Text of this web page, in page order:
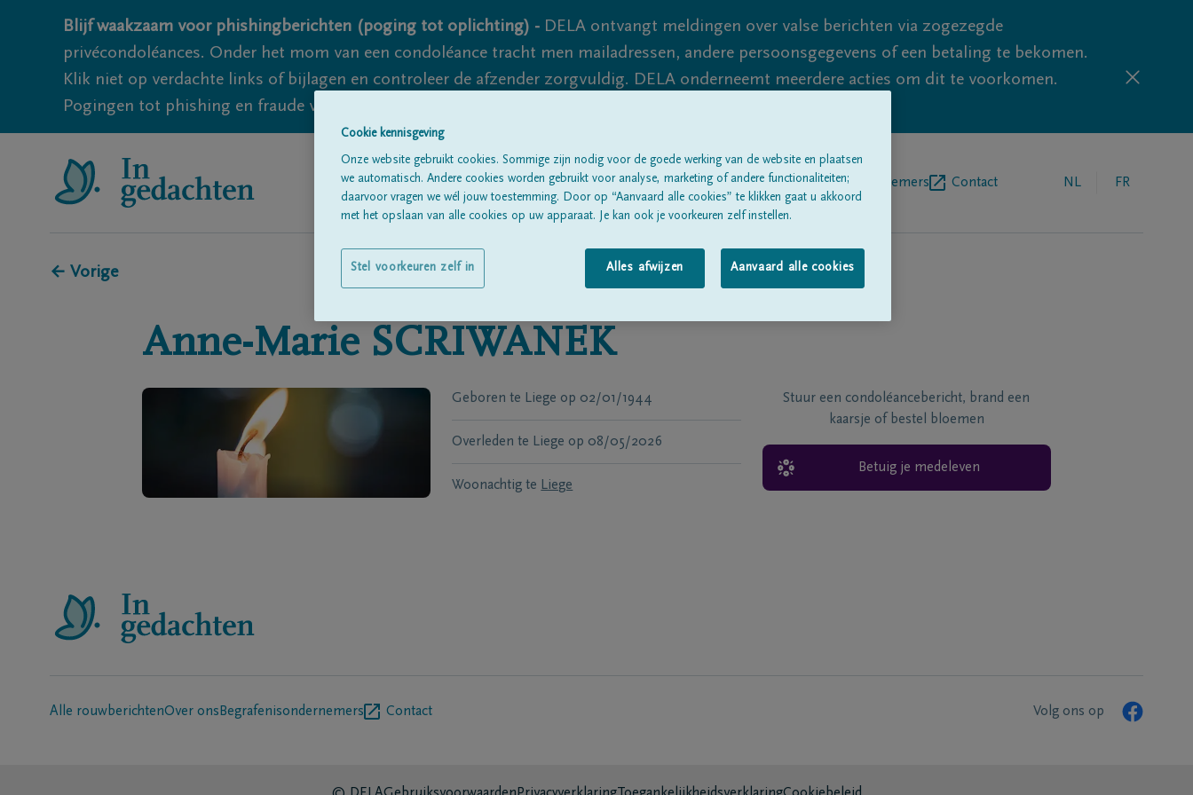
Blijf waakzaam voor phishingberichten (poging tot oplichting) - DELA ontvangt meldingen over valse berichten via zogezegde
privécondoléances. Onder het mom van een condoléance tracht men mailadressen, andere persoonsgegevens of een betaling te bekomen.
Klik niet op verdachte links of bijlagen en controleer de afzender zorgvuldig. DELA onderneemt meerdere acties om dit te voorkomen.
Pogingen tot phishing en fraude vallen echter nooit volledig uit te sluiten, dus blijf waakzaam.
Alle rouwberichten Over onsBegrafenisondernemers Contact NL FR
← Vorige
Anne-Marie SCRIWANEK
Geboren te Liege op 02/01/1944
Overleden te Liege op 08/05/2026
Woonachtig te Liege
Stuur een condoléancebericht, brand een
kaarsje of bestel bloemen
Betuig je medeleven
Alle rouwberichtenOver ons Begrafenisondernemers Contact Volg ons op
Cookie kennisgeving
Onze website gebruikt cookies. Sommige zijn nodig voor de goede werking van de website en plaatsen
we automatisch. Andere cookies worden gebruikt voor analyse, marketing of andere functionaliteiten;
daarvoor vragen we wél jouw toestemming. Door op “Aanvaard alle cookies” te klikken gaat u akkoord
met het opslaan van alle cookies op uw apparaat. Je kan ook je voorkeuren zelf instellen.
Alles afwijzen Aanvaard alle cookies
Stel voorkeuren zelf in